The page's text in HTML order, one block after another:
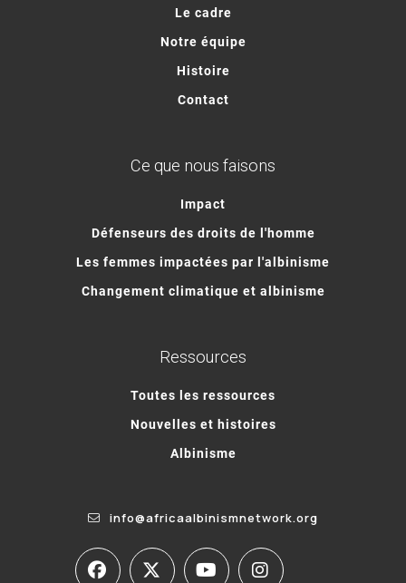
Le cadre
Notre équipe
Histoire
Contact
Ce que nous faisons
Impact
Défenseurs des droits de l'homme
Les femmes impactées par l'albinisme
Changement climatique et albinisme
Ressources
Toutes les ressources
Nouvelles et histoires
Albinisme
info@africaalbinismnetwork.org